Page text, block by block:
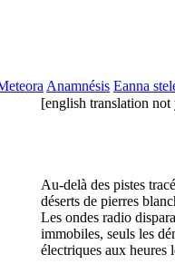
Anamnésis Eanna
[english translation
Au-delà des pistes
déserts de pierres
Les ondes radio
immobiles, seuls les
électriques aux heures